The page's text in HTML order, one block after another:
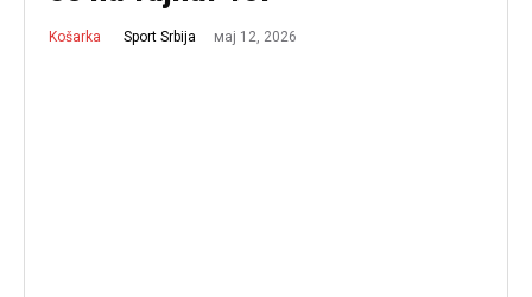
Košarka Sport Srbija мај 12, 2026